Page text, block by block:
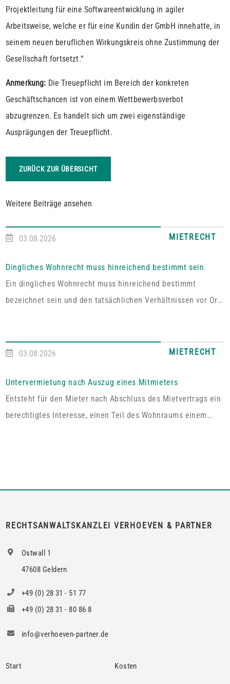
Projektleitung für eine Softwareentwicklung in agiler
Arbeitsweise, welche er für eine Kundin der GmbH innehatte, in
seinem neuen beruflichen Wirkungskreis ohne Zustimmung der
Gesellschaft fortsetzt.“
Anmerkung: Die Treuepflicht im Bereich der konkreten
Geschäftschancen ist von einem Wettbewerbsverbot
abzugrenzen. Es handelt sich um zwei eigenständige
Ausprägungen der Treuepflicht.
ZURÜCK ZUR ÜBERSICHT
Weitere Beiträge ansehen
03.08.2026 MIETRECHT
Dingliches Wohnrecht muss hinreichend bestimmt sein
Ein dingliches Wohnrecht muss hinreichend bestimmt
bezeichnet sein und den tatsächlichen Verhältnissen vor Ort
Oberlandesgericht Zweibrücken entschiedenen Fall umfasste
alleinige ausschließliche Benutzung der abgeschlossenen
Wohnung im Dachgeschoss“. Tatsächlich handelt es sich bei
dem […]
03.08.2026 MIETRECHT
Untervermietung nach Auszug eines Mitmieters
Entsteht für den Mieter nach Abschluss des Mietvertrags ein
berechtigtes Interesse, einen Teil des Wohnraums einem
RECHTSANWALTSKANZLEI VERHOEVEN & PARTNER
Ostwall 1
47608 Geldern
+49 (0) 28 31 - 51 77
+49 (0) 28 31 - 80 86 8
info@verhoeven-partner.de
Start Kosten